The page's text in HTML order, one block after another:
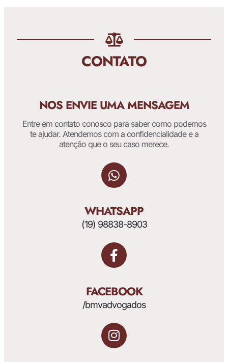
CONTATO
NOS ENVIE UMA MENSAGEM
Entre em contato conosco para saber como podemos
te ajudar. Atendemos com a confidencialidade e a
atenção que o seu caso merece.
WHATSAPP
(19) 98838-8903
FACEBOOK
/bmvadvogados